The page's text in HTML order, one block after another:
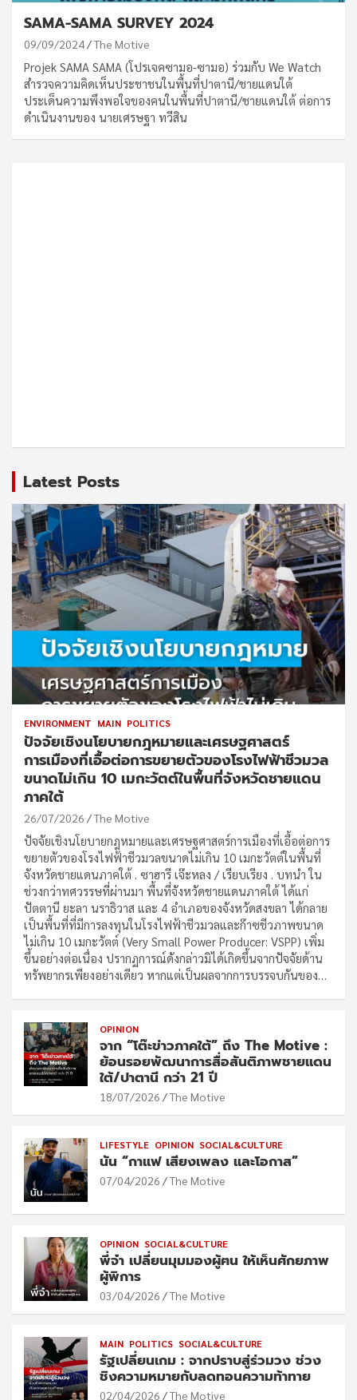
SAMA-SAMA SURVEY 2024
09/09/2024 The Motive
Projek SAMA SAMA (โปรเจคซามอ-ซามอ) ร่วมกับ We Watch
สำรวจความคิดเห็นประชาชนในพื้นที่ปาตานี/ชายแดนใต้
ประเด็นความพึงพอใจของคนในพื้นที่ปาตานี/ชายแดนใต้ ต่อการ
ดำเนินงานของ นายเศรษฐา ทวีสิน
Latest Posts
ENVIRONMENT MAIN POLITICS
ปัจจัยเชิงนโยบายกฎหมายและเศรษฐศาสตร์
การเมืองที่เอื้อต่อการขยายตัวของโรงไฟฟ้าชีวมวล
ขนาดไม่เกิน 10 เมกะวัตต์ในพื้นที่จังหวัดชายแดน
ภาคใต้
26/07/2026 The Motive
ปัจจัยเชิงนโยบายกฎหมายและเศรษฐศาสตร์การเมืองที่เอื้อต่อการ
ขยายตัวของโรงไฟฟ้าชีวมวลขนาดไม่เกิน 10 เมกะวัตต์ในพื้นที่
จังหวัดชายแดนภาคใต้ . ซาฮารี เจ๊ะหลง / เรียบเรียง . บทนำ ใน
ช่วงกว่าทศวรรษที่ผ่านมา พื้นที่จังหวัดชายแดนภาคใต้ ได้แก่
ปัตตานี ยะลา นราธิวาส และ 4 อำเภอของจังหวัดสงขลา ได้กลาย
เป็นพื้นที่ที่มีการลงทุนในโรงไฟฟ้าชีวมวลและก๊าซชีวภาพขนาด
ไม่เกิน 10 เมกะวัตต์ (Very Small Power Producer: VSPP) เพิ่ม
ขึ้นอย่างต่อเนื่อง ปรากฏการณ์ดังกล่าวมิได้เกิดขึ้นจากปัจจัยด้าน
ทรัพยากรเพียงอย่างเดียว หากแต่เป็นผลจากการบรรจบกันของ…
OPINION
จาก “โต๊ะข่าวภาคใต้” ถึง The Motive :
ย้อนรอยพัฒนาการสื่อสันติภาพชายแดน
ใต้/ปาตานี กว่า 21 ปี
18/07/2026 The Motive
LIFESTYLE OPINION SOCIAL&CULTURE
นัน “กาแฟ เสียงเพลง และโอกาส”
07/04/2026 The Motive
OPINION SOCIAL&CULTURE
พี่จ๋า เปลี่ยนมุมมองผู้ฅน ให้เห็นศักยภาพ
ผู้พิการ
03/04/2026 The Motive
MAIN POLITICS SOCIAL&CULTURE
รัฐเปลี่ยนเกม : จากปราบสู่ร่วมวง ช่วง
ชิงความหมายกับลดทอนความท้าทาย
02/04/2026 The Motive